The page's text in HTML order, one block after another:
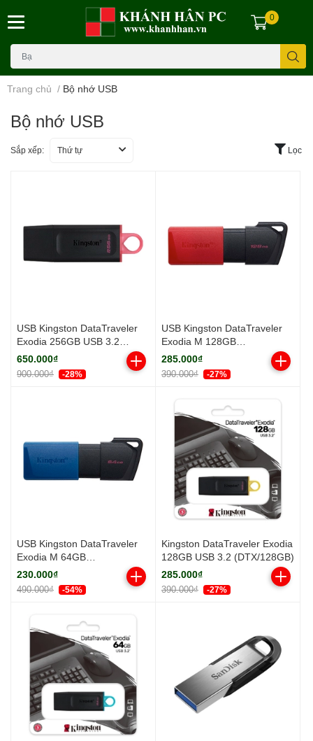
0
Trang chủ / Bộ nhớ USB
Bộ nhớ USB
Sắp xếp: Thứ tự Lọc
USB Kingston DataTraveler
Exodia 256GB USB 3.2
(DTX/256GB)
650.000₫
900.000₫ -28%
USB Kingston DataTraveler
Exodia M 128GB
(DTXM/128GB) USB 3.2
285.000₫
390.000₫ -27%
USB Kingston DataTraveler
Exodia M 64GB
(DTXM/64GB) USB 3.2 gen 1
230.000₫
490.000₫ -54%
Kingston DataTraveler Exodia
128GB USB 3.2 (DTX/128GB)
285.000₫
390.000₫ -27%